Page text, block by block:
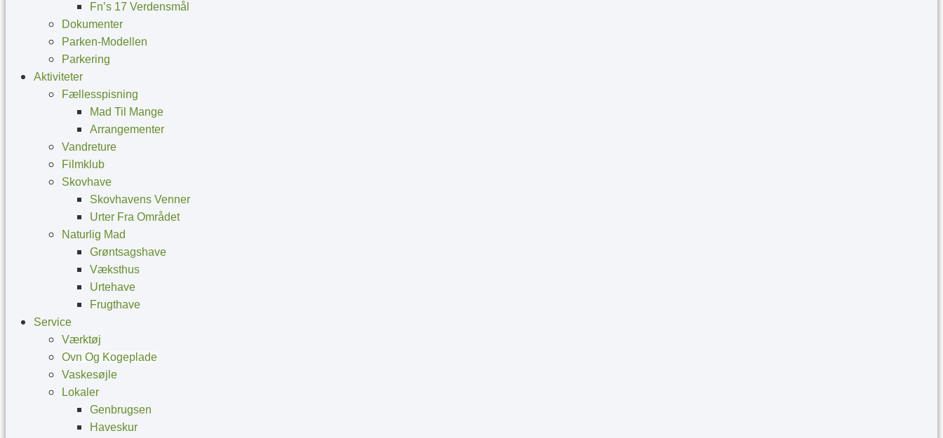
Fn’s 17 Verdensmål
Dokumenter
Parken-Modellen
Parkering
Aktiviteter
Fællesspisning
Mad Til Mange
Arrangementer
Vandreture
Filmklub
Skovhave
Skovhavens Venner
Urter Fra Området
Naturlig Mad
Grøntsagshave
Væksthus
Urtehave
Frugthave
Service
Værktøj
Ovn Og Kogeplade
Vaskesøjle
Lokaler
Genbrugsen
Haveskur